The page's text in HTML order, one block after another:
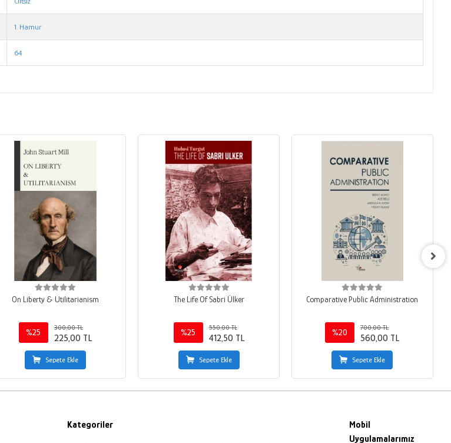
1. Hamur
64
On Liberty & Utilitarianism
%25
300,00 TL
225,00 TL
Sepete Ekle
The Life Of Sabri Ülker
%25
550,00 TL
412,50 TL
Sepete Ekle
Comparative Public Administration
%20
700,00 TL
560,00 TL
Sepete Ekle
Kategoriler
Mobil
Uygulamalarımız